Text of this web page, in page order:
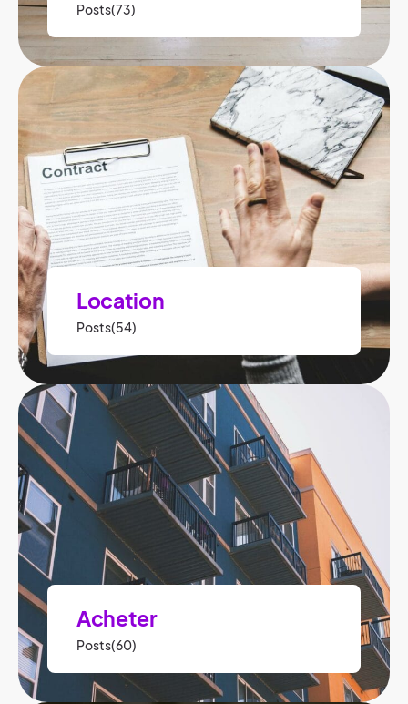
Posts(73)
Location
Posts(54)
Acheter
Posts(60)